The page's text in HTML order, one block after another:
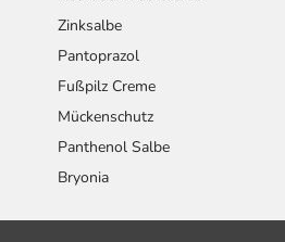
Zinksalbe
Pantoprazol
Fußpilz Creme
Mückenschutz
Panthenol Salbe
Bryonia